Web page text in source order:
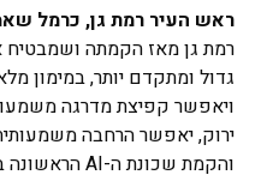
ראש העיר רמת גן, כרמל
רמת גן מאז הקמתה
גדול ומתקדם יותר, במימון
ויאפשר קפיצת מדרגה
והקמת שכונת ה-AI הראשונה בישראל, עם דיור בר-השגה, תעסוקה איכותית ותכנון אורבני מתקדם״.